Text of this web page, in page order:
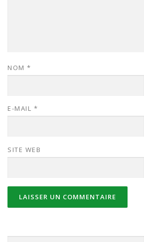
NOM *
E-MAIL *
SITE WEB